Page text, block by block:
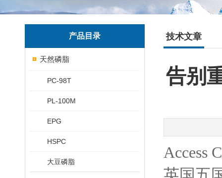
产品目录
天然磷脂
PC-98T
PL-100M
EPG
HSPC
大豆磷脂
技术文章
告别
Access